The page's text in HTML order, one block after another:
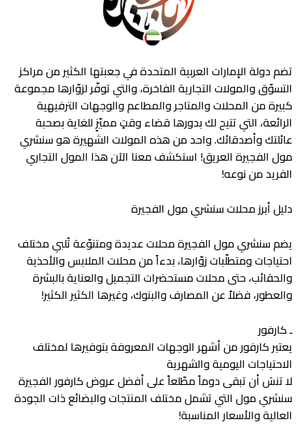
تضم دولة الإمارات العربية المتحدة في جعبتها الكثير من مراكز
التسوّق والمولات التجارية الفاخرة، والتي توفّر لزوّارها مجموعة
كبيرة من المحلات والمتاجر والمطاعم والوجهات الترفيهية
الرائعة، التي تتيح لك بدورها قضاء وقتٍ مميّزٍ للغاية بصحبة
عائلتك وأصدقائك. واحد من هذه المولات الشهيرة هو سنشري
مول الفجيرة العريق! استكشف معنا الآن هذا المول التجاري
الفريد من نوعه!
دليل أبرز محلات سنشري مول الفجيرة
يضم سنشري مول الفجيرة محلات عديدة ومتنوّعة تُلبي مختلف
احتياجات ومتطلّبات زوّارها، بدءاً من محلات الملابس والأحذية
والحقائب، حتى محلات مستحضرات التجميل والعناية بالبشرة
والعطور، فضلاً عن المصارف والبنوك، وغيرها الكثير الكثير!
ـ كارفور
يعتبر كارفور من أشهر الوجهات المعروفة بتوفيرها لمختلف
الاحتياجات اليومية والشهرية
لا تنسَ أن تبقى دوماً مطّلعاً على أفضل عروض كارفور الفجيرة
سنشري مول التي تشمل مختلف المنتجات والبضائع ذات الجودة
العالية والأسعار المناسبة!